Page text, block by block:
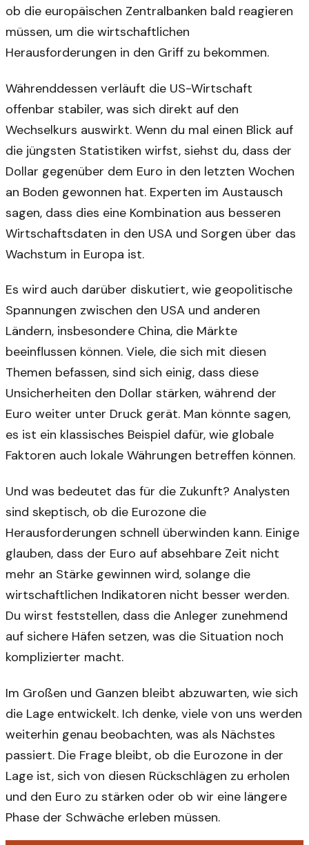
ob die europäischen Zentralbanken bald reagieren
müssen, um die wirtschaftlichen
Herausforderungen in den Griff zu bekommen.
Währenddessen verläuft die US-Wirtschaft
offenbar stabiler, was sich direkt auf den
Wechselkurs auswirkt. Wenn du mal einen Blick auf
die jüngsten Statistiken wirfst, siehst du, dass der
Dollar gegenüber dem Euro in den letzten Wochen
an Boden gewonnen hat. Experten im Austausch
sagen, dass dies eine Kombination aus besseren
Wirtschaftsdaten in den USA und Sorgen über das
Wachstum in Europa ist.
Es wird auch darüber diskutiert, wie geopolitische
Spannungen zwischen den USA und anderen
Ländern, insbesondere China, die Märkte
beeinflussen können. Viele, die sich mit diesen
Themen befassen, sind sich einig, dass diese
Unsicherheiten den Dollar stärken, während der
Euro weiter unter Druck gerät. Man könnte sagen,
es ist ein klassisches Beispiel dafür, wie globale
Faktoren auch lokale Währungen betreffen können.
Und was bedeutet das für die Zukunft? Analysten
sind skeptisch, ob die Eurozone die
Herausforderungen schnell überwinden kann. Einige
glauben, dass der Euro auf absehbare Zeit nicht
mehr an Stärke gewinnen wird, solange die
wirtschaftlichen Indikatoren nicht besser werden.
Du wirst feststellen, dass die Anleger zunehmend
auf sichere Häfen setzen, was die Situation noch
komplizierter macht.
Im Großen und Ganzen bleibt abzuwarten, wie sich
die Lage entwickelt. Ich denke, viele von uns werden
weiterhin genau beobachten, was als Nächstes
passiert. Die Frage bleibt, ob die Eurozone in der
Lage ist, sich von diesen Rückschlägen zu erholen
und den Euro zu stärken oder ob wir eine längere
Phase der Schwäche erleben müssen.